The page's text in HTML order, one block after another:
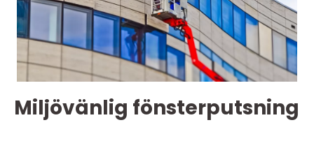
Miljövänlig fönsterputsning